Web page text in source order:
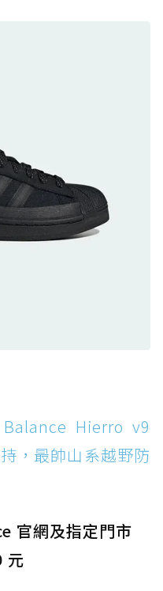
Voyage NITRO™ 4
，回彈與防滑兼具的
2 WP：腳
的防水輕越野鞋
經典八孔加上全防
BADGER
懶人神器！搭載固特
19 GTX：注
Hierro v9
，最帥山系越野防
官網及指定門市
元